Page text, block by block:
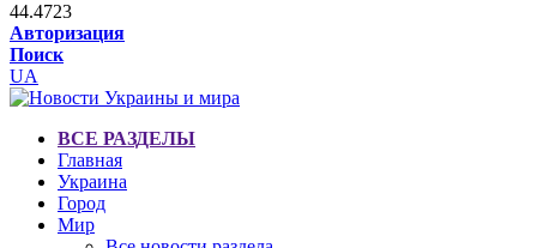
44.4723
Авторизация
Поиск
UA
ВСЕ РАЗДЕЛЫ
Главная
Украина
Город
Мир